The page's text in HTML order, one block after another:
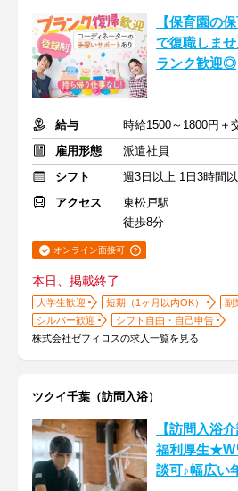
【保育園の
で復職しま
ランク歓迎◎
給与
時給1500～1800円＋
雇用形態
派遣社員
シフト
週3日以上 1日3時間
アクセス
東松戸駅
徒歩8分
オンライン面接可
本日、掲載終了
大学生歓迎 短期（1ヶ月以内OK）
副
シルバー歓迎
シフト自由・自己申告
株式会社ゼフィロスの求人一覧を見る
ツクイ千葉（訪問入浴）
【訪問入浴
福利厚生★W
談可♪幅広い